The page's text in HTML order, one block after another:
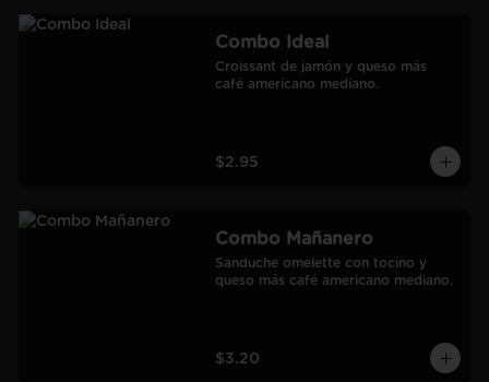
Combo Ideal
Croissant de jamón y queso más
café americano mediano.
$2.95
Combo Mañanero
Sanduche omelette con tocino y
queso más café americano mediano.
$3.20